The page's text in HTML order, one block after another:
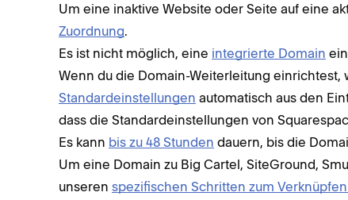
Um eine inaktive Website oder Seite auf eine
Zuordnung.
Es ist nicht möglich, eine integrierte Domain
Wenn du die Domain-Weiterleitung einrichtest,
Standardeinstellungen automatisch aus den
dass die Standardeinstellungen von
Es kann bis zu 48 Stunden dauern, bis die
Um eine Domain zu Big Cartel, SiteGround,
unseren spezifischen Schritten zum